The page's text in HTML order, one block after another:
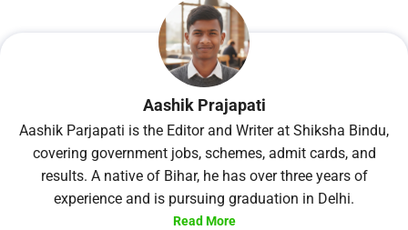
Aashik Prajapati
Aashik Parjapati is the Editor and Writer at Shiksha Bindu,
covering government jobs, schemes, admit cards, and
results. A native of Bihar, he has over three years of
experience and is pursuing graduation in Delhi.
Read More